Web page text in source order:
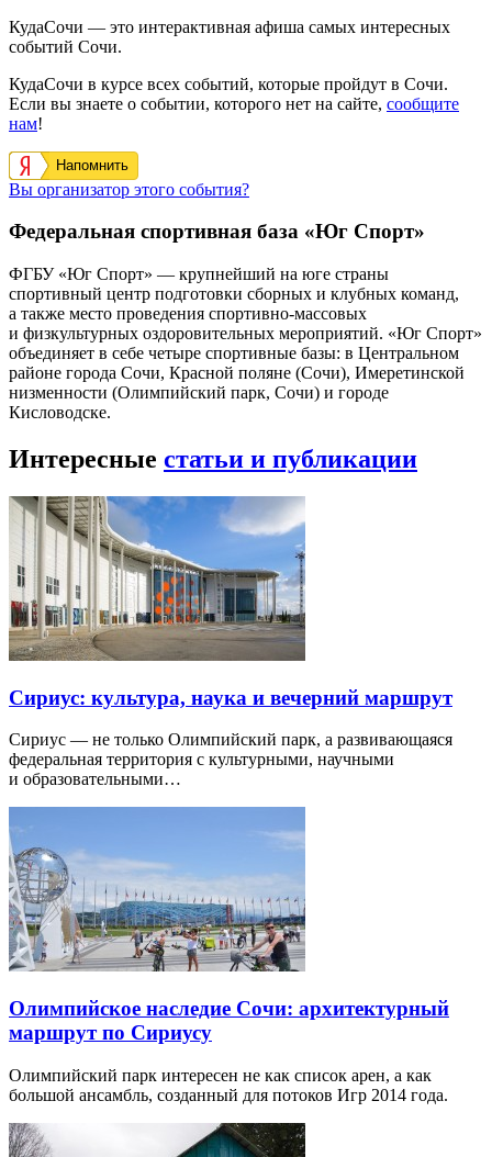
КудаСочи — это интерактивная афиша самых интересных
событий Сочи.
КудаСочи в курсе всех событий, которые пройдут в Сочи.
Если вы знаете о событии, которого нет на сайте, сообщите
нам!
Напомнить
Вы организатор этого события?
Федеральная спортивная база «Юг Спорт»
ФГБУ «Юг Спорт» — крупнейший на юге страны
спортивный центр подготовки сборных и клубных команд,
а также место проведения спортивно-массовых
и физкультурных оздоровительных мероприятий. «Юг Спорт»
объединяет в себе четыре спортивные базы: в Центральном
районе города Сочи, Красной поляне (Сочи), Имеретинской
низменности (Олимпийский парк, Сочи) и городе
Кисловодске.
Интересные статьи и публикации
Сириус: культура, наука и вечерний маршрут
Сириус — не только Олимпийский парк, а развивающаяся
федеральная территория с культурными, научными
и образовательными…
Олимпийское наследие Сочи: архитектурный
маршрут по Сириусу
Олимпийский парк интересен не как список арен, а как
большой ансамбль, созданный для потоков Игр 2014 года.